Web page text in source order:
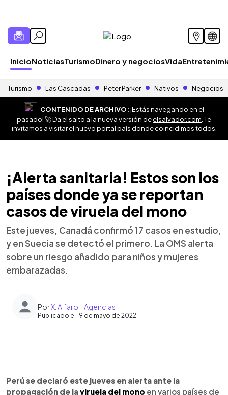
InicioNoticiasTurismoDinero y negociosVida
Turismo Las Cascadas Peter Parker Nativos Negocios
CONTENIDO DE ARCHIVO:¡Estás navegando en el
pasado! 🚀 Da el salto a la nueva versión deelsalvador.com . Te
invitamos a visitar el nuevo portal país donde coincidimos todos.
¡Alerta sanitaria! Estos son los
países donde ya se reportan
casos de viruela del mono
Este jueves, Canadá confirmó 17 casos en estudio,
y en Suecia se detectó el primero. La OMS alerta
sobre un riesgo añadido para niños y mujeres
embarazadas.
PorX. Alfaro - Agencias
Publicado el 19 de mayo de 2022
Escuchar artículo
Perú se declaró este jueves en alerta ante la
propagación de laviruela del mono en varios países de